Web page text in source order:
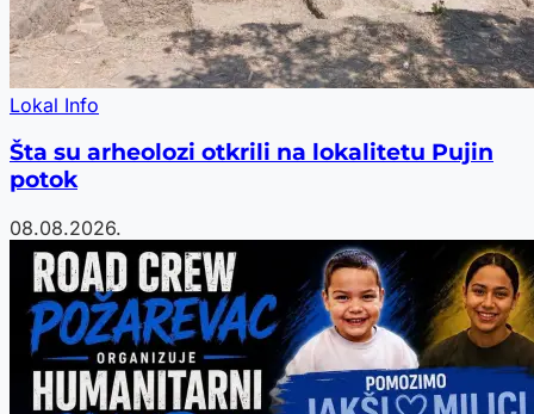
Lokal Info
Šta su arheolozi otkrili na lokalitetu Pujin
potok
08.08.2026.